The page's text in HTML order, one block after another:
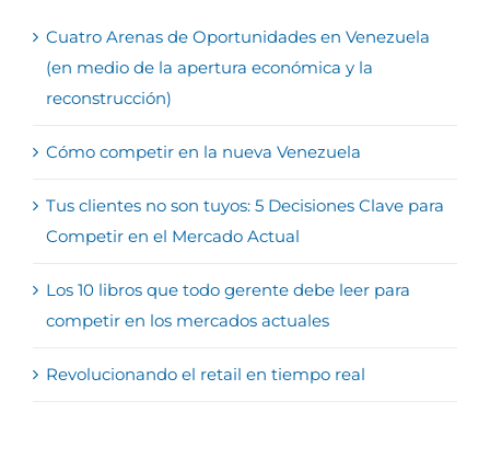
Cuatro Arenas de Oportunidades en Venezuela
(en medio de la apertura económica y la
reconstrucción)
Cómo competir en la nueva Venezuela
Tus clientes no son tuyos: 5 Decisiones Clave para
Competir en el Mercado Actual
Los 10 libros que todo gerente debe leer para
competir en los mercados actuales
Revolucionando el retail en tiempo real